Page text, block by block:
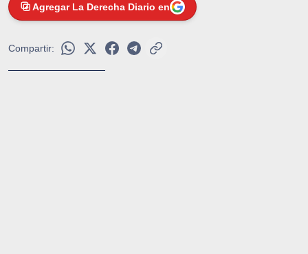
Agregar La Derecha Diario en
Compartir: